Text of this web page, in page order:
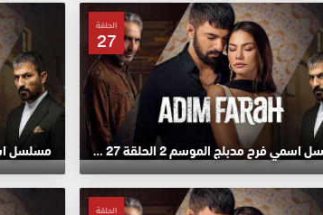
الحلقة
27
مسلسل اسمي فرح مدبلج الموسم 2 الحلقة 27 HD
الحلقة